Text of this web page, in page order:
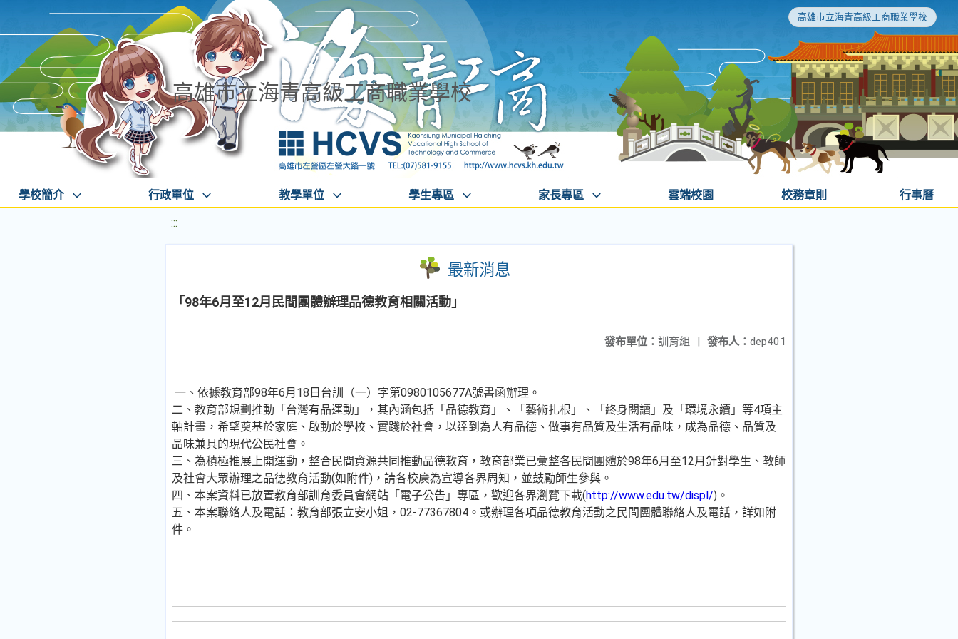
高雄市立海青高級工商職業學校
高雄市立海青高級工商職業學校
學校簡介 行政單位 教學單位 學生專區 家長專區 雲端校園 校務章則 行事曆
:::
最新消息
「98年6月至12月民間團體辦理品德教育相關活動」
發布人： dep401
發布單位： 訓育組 |
一、依據教育部98年6月18日台訓（一）字第0980105677A號書函辦理。
二、教育部規劃推動「台灣有品運動」，其內涵包括「品德教育」、「藝術扎根」、「終身閱讀」及「環境永續」等4項主
軸計畫，希望奠基於家庭、啟動於學校、實踐於社會，以達到為人有品德、做事有品質及生活有品味，成為品德、品質及
品味兼具的現代公民社會。
三、為積極推展上開運動，整合民間資源共同推動品德教育，教育部業已彙整各民間團體於98年6月至12月針對學生、教師
及社會大眾辦理之品德教育活動(如附件)，請各校廣為宣導各界周知，並鼓勵師生參與。
四、本案資料已放置教育部訓育委員會網站「電子公告」專區，歡迎各界瀏覽下載(http://www.edu.tw/displ/)。
五、本案聯絡人及電話：教育部張立安小姐，02-77367804。或辦理各項品德教育活動之民間團體聯絡人及電話，詳如附
件。